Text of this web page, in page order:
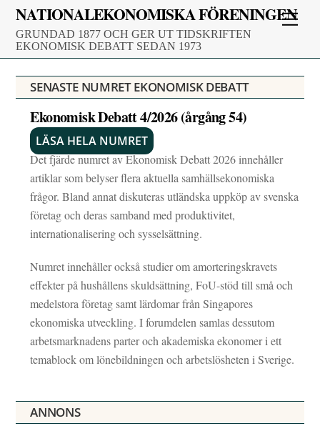
Skip
content
NATIONALEKONOMISKA FÖRENINGEN
GRUNDAD 1877 OCH GER UT TIDSKRIFTEN
EKONOMISK DEBATT SEDAN 1973
SENASTE NUMRET EKONOMISK DEBATT
Ekonomisk Debatt 4/2026 (årgång 54)
LÄSA HELA NUMRET
Det fjärde numret av Ekonomisk Debatt 2026 innehåller
artiklar som belyser flera aktuella samhällsekonomiska
frågor. Bland annat diskuteras utländska uppköp av svenska
företag och deras samband med produktivitet,
internationalisering och sysselsättning.
Numret innehåller också studier om amorteringskravets
effekter på hushållens skuldsättning, FoU-stöd till små och
medelstora företag samt lärdomar från Singapores
ekonomiska utveckling. I forumdelen samlas dessutom
arbetsmarknadens parter och akademiska ekonomer i ett
temablock om lönebildningen och arbetslösheten i Sverige.
ANNONS